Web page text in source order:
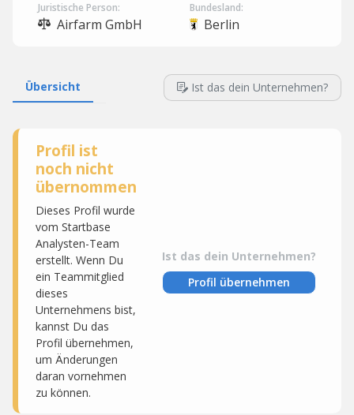
Juristische Person:
Airfarm GmbH
Bundesland:
Berlin
Übersicht Ist das dein Unternehmen?
Profil ist
noch nicht
übernommen
Dieses Profil wurde
vom Startbase
Analysten-Team
erstellt. Wenn Du
ein Teammitglied
dieses
Unternehmens bist,
kannst Du das
Profil übernehmen,
um Änderungen
daran vornehmen
zu können.
Ist das dein Unternehmen?
Profil übernehmen